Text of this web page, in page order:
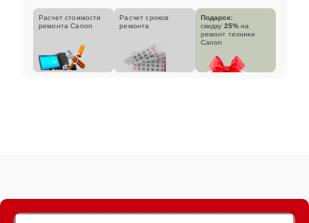
Расчет стоимости
ремонта Canon
Расчет сроков
ремонта
Подарок:
скидку 25% на
ремонт техники
Canon